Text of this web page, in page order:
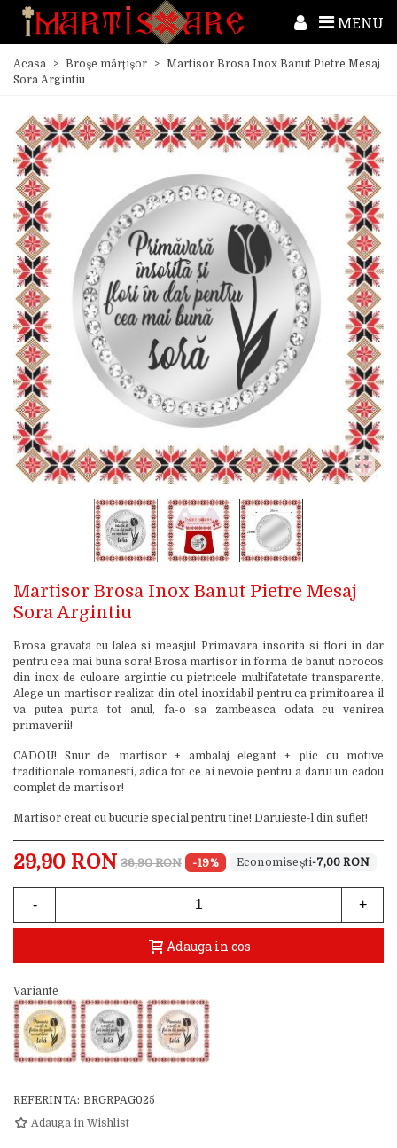
MENU
Acasa > Broșe mărțișor > Martisor Brosa Inox Banut Pietre Mesaj
Sora Argintiu
Martisor Brosa Inox Banut Pietre Mesaj
Sora Argintiu
Brosa gravata cu lalea si measjul Primavara insorita si flori in dar
pentru cea mai buna sora! Brosa martisor in forma de banut norocos
din inox de culoare argintie cu pietricele multifatetate transparente.
Alege un martisor realizat din otel inoxidabil pentru ca primitoarea il
va putea purta tot anul, fa-o sa zambeasca odata cu venirea
primaverii!
CADOU! Snur de martisor + ambalaj elegant + plic cu motive
traditionale romanesti, adica tot ce ai nevoie pentru a darui un cadou
complet de martisor!
Martisor creat cu bucurie special pentru tine! Daruieste-l din suflet!
29,90 RON 36,90 RON -19% -7,00 RON
- +
Adauga in cos
Variante
REFERINTA: BRGRPAG025
Adauga in Wishlist